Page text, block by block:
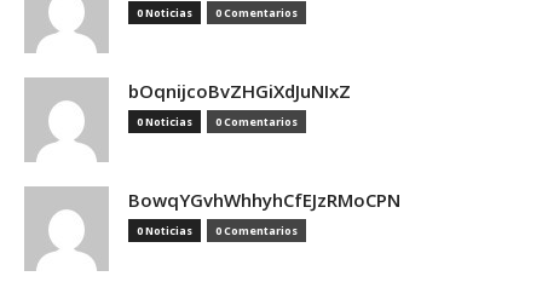
0 Noticias 0 Comentarios
bOqnijcoBvZHGiXdJuNIxZ
0 Noticias 0 Comentarios
BowqYGvhWhhyhCfEJzRMoCPN
0 Noticias 0 Comentarios